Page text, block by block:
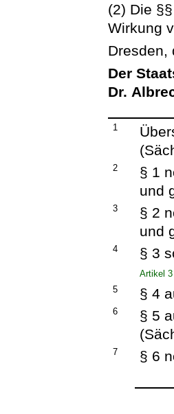
(2) Die
Wirkung
Dresden,
Der
Dr.
1
2 § 1
und
3
§ 2
und
4
§ 3
Artikel
5
§ 4
6
§ 5
7 § 6